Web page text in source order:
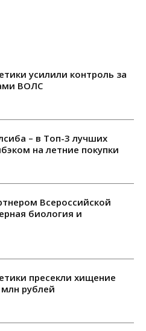
усилили контроль за
ВОЛС
– в Топ-3 лучших
на летние покупки
Всероссийской
биология и
пресекли хищение
рублей